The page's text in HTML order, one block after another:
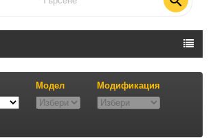
Модел Модификация